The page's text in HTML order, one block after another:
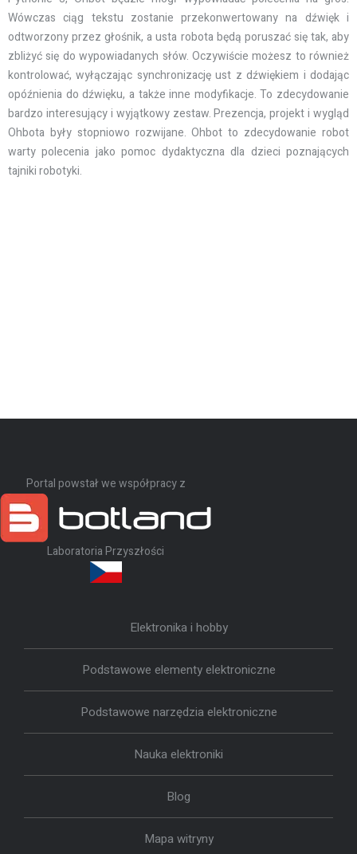
Wówczas ciąg tekstu zostanie przekonwertowany na dźwięk i
odtworzony przez głośnik, a usta robota będą poruszać się tak, aby
zbliżyć się do wypowiadanych słów. Oczywiście możesz to również
kontrolować, wyłączając synchronizację ust z dźwiękiem i dodając
opóźnienia do dźwięku, a także inne modyfikacje. To zdecydowanie
bardzo interesujący i wyjątkowy zestaw. Prezencja, projekt i wygląd
Ohbota były stopniowo rozwijane. Ohbot to zdecydowanie robot
warty polecenia jako pomoc dydaktyczna dla dzieci poznających
tajniki robotyki.
Portal powstał we współpracy z
Laboratoria Przyszłości
Elektronika i hobby
Podstawowe elementy elektroniczne
Podstawowe narzędzia elektroniczne
Nauka elektroniki
Blog
Mapa witryny